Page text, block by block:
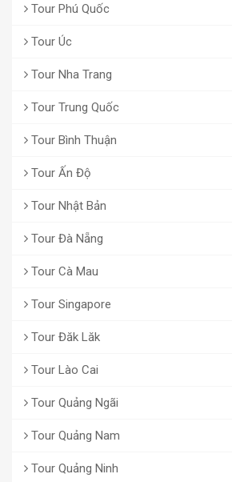
Tour Phú Quốc
Tour Úc
Tour Nha Trang
Tour Trung Quốc
Tour Bình Thuận
Tour Ấn Độ
Tour Nhật Bản
Tour Đà Nẵng
Tour Cà Mau
Tour Singapore
Tour Đăk Lăk
Tour Lào Cai
Tour Quảng Ngãi
Tour Quảng Nam
Tour Quảng Ninh